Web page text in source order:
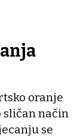
oranje
sličan način
se